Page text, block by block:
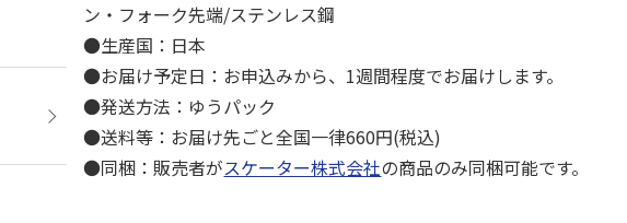
ン・フォーク先端/ステンレス鋼
●生産国：日本
●お届け予定日：お申込みから、1週間程度でお届けします。
●発送方法：ゆうパック
●送料等：お届け先ごと全国一律660円(税込)
●同梱：販売者がスケーター株式会社の商品のみ同梱可能です。